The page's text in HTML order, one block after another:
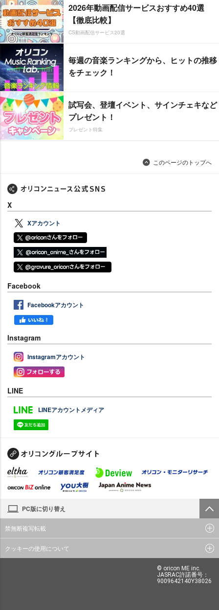
2026年動画配信サービスおすすめ40選
【徹底比較】
CS動画配信サービス20選
毎週の音楽ランキングから、ヒットの推移
をチェック！
試写会、登壇イベント、サインチェキなど
プレゼント！
プレゼント特集
このページのトップへ
X
Xアカウント
Facebook
Facebookアカウント
Instagram
Instagramアカウント
LINE
LINEアカウントメディア
PC版に切り替え
禁無断複写転載
クッキーの使用について
© oricon ME inc.
JASRAC許諾番号：
9009642140Y38026